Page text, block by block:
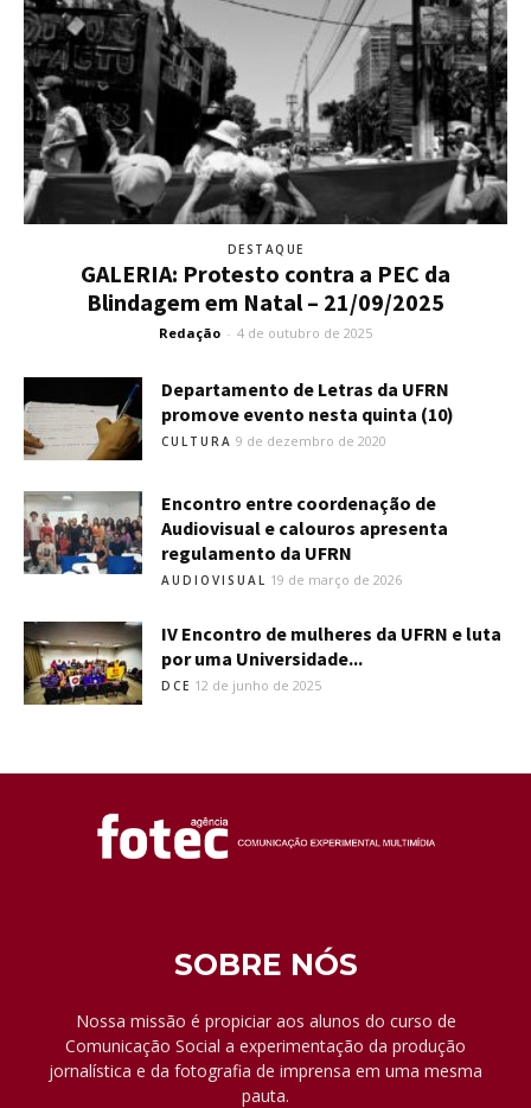
DESTAQUE
GALERIA: Protesto contra a PEC da
Blindagem em Natal – 21/09/2025
Redação - 4 de outubro de 2025
Departamento de Letras da UFRN
promove evento nesta quinta (10)
CULTURA 9 de dezembro de 2020
Encontro entre coordenação de
Audiovisual e calouros apresenta
regulamento da UFRN
AUDIOVISUAL 19 de março de 2026
IV Encontro de mulheres da UFRN e luta
por uma Universidade...
DCE 12 de junho de 2025
SOBRE NÓS
Nossa missão é propiciar aos alunos do curso de
Comunicação Social a experimentação da produção
jornalística e da fotografia de imprensa em uma mesma
pauta.